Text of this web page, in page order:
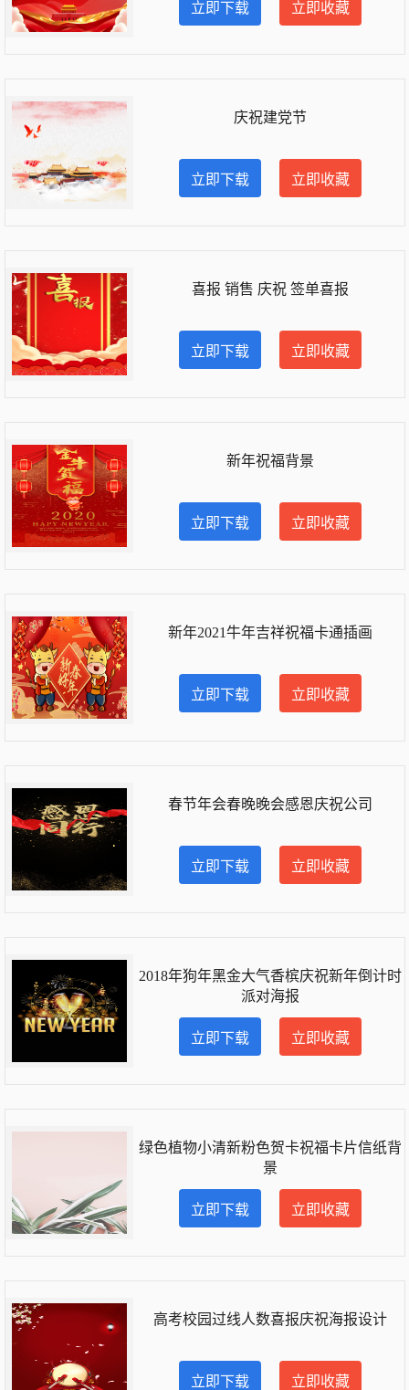
立即下载 立即收藏
庆祝建党节
立即下载 立即收藏
喜报 销售 庆祝 签单喜报
立即下载 立即收藏
新年祝福背景
立即下载 立即收藏
新年2021牛年吉祥祝福卡通插画
立即下载 立即收藏
春节年会春晚晚会感恩庆祝公司
立即下载 立即收藏
2018年狗年黑金大气香槟庆祝新年倒计时
派对海报
立即下载 立即收藏
绿色植物小清新粉色贺卡祝福卡片信纸背
景
立即下载 立即收藏
高考校园过线人数喜报庆祝海报设计
立即下载 立即收藏